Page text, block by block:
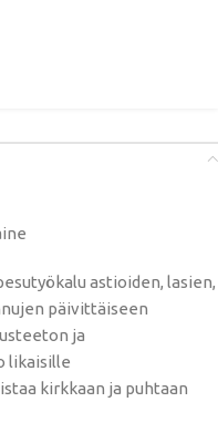
astioiden, lasien,
päivittäiseen
ja
likaisille
kirkkaan ja puhtaan